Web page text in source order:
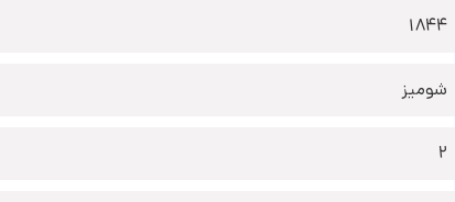
1844
شومیز
2